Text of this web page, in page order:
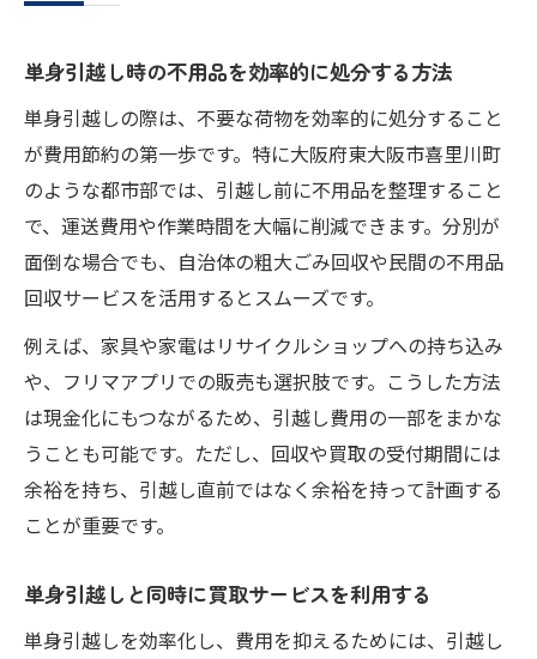
単身引越し時の不用品を効率的に処分する方法
単身引越しの際は、不要な荷物を効率的に処分すること
が費用節約の第一歩です。特に大阪府東大阪市喜里川町
のような都市部では、引越し前に不用品を整理すること
で、運送費用や作業時間を大幅に削減できます。分別が
面倒な場合でも、自治体の粗大ごみ回収や民間の不用品
回収サービスを活用するとスムーズです。
例えば、家具や家電はリサイクルショップへの持ち込み
や、フリマアプリでの販売も選択肢です。こうした方法
は現金化にもつながるため、引越し費用の一部をまかな
うことも可能です。ただし、回収や買取の受付期間には
余裕を持ち、引越し直前ではなく余裕を持って計画する
ことが重要です。
単身引越しと同時に買取サービスを利用する
単身引越しを効率化し、費用を抑えるためには、引越し